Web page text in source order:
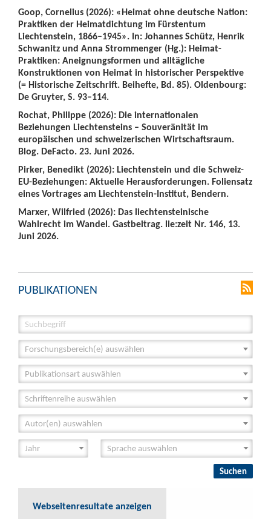
Goop, Cornelius (2026): «Heimat ohne deutsche Nation:
Praktiken der Heimatdichtung im Fürstentum
Liechtenstein, 1866–1945». In: Johannes Schütz, Henrik
Schwanitz und Anna Strommenger (Hg.): Heimat-
Praktiken: Aneignungsformen und alltägliche
Konstruktionen von Heimat in historischer Perspektive
(= Historische Zeitschrift. Beihefte, Bd. 85). Oldenbourg:
De Gruyter, S. 93–114.
Rochat, Philippe (2026): Die internationalen
Beziehungen Liechtensteins – Souveränität im
europäischen und schweizerischen Wirtschaftsraum.
Blog. DeFacto. 23. Juni 2026.
Pirker, Benedikt (2026): Liechtenstein und die Schweiz-
EU-Beziehungen: Aktuelle Herausforderungen. Foliensatz
eines Vortrages am Liechtenstein-Institut, Bendern.
Marxer, Wilfried (2026): Das liechtensteinische
Wahlrecht im Wandel. Gastbeitrag. lie:zeit Nr. 146, 13.
Juni 2026.
PUBLIKATIONEN
Forschungsbereich(e) auswählen
Publikationsart auswählen
Schriftenreihe auswählen
Autor(en) auswählen
Webseitenresultate anzeigen